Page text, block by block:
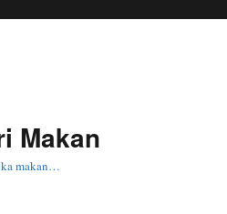
Makan
makan…